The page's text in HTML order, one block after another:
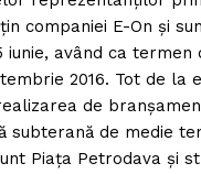
companiei E-On şi
iunie, având ca termen
2016. Tot de la
de
subterană de medie
Piaţa Petrodava şi